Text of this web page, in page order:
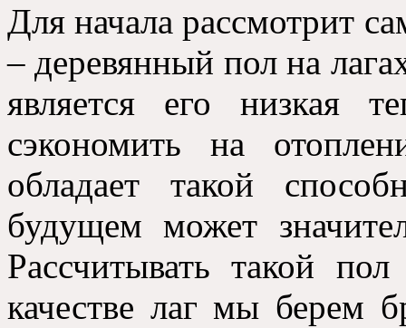
Для начала рассмотрит
– деревянный пол на
является его низкая
сэкономить на
обладает такой
будущем может
Рассчитывать такой
качестве лаг мы берем